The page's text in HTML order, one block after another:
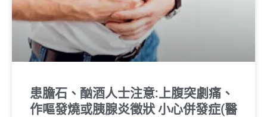
患膽石、酗酒人士注意:上腹突劇痛、
作嘔發燒或胰腺炎徵狀 小心併發症(醫